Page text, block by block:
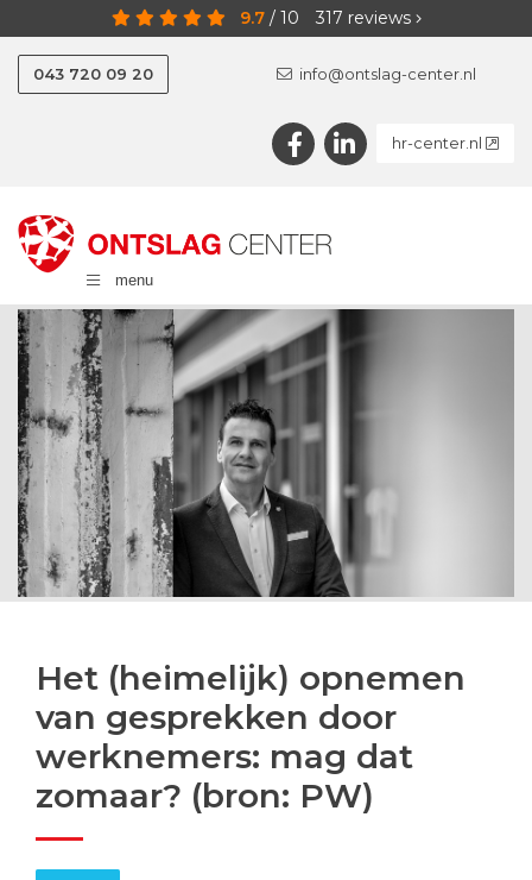
9.7/ 10 317 reviews
043 720 09 20 info@ontslag-center.nl
hr-center.nl
menu
Het (heimelijk) opnemen
van gesprekken door
werknemers: mag dat
zomaar? (bron: PW)